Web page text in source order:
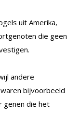
uit Amerika,
die geen
andere
bijvoorbeeld
genen die het